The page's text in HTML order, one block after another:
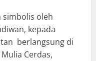
simbolis oleh
kepada
berlangsung di
Cerdas,